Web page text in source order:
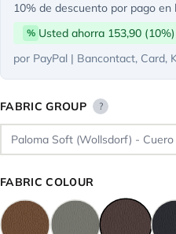
10% de descuento por pago en
% Usted ahorra 153,90 (10%)
por PayPal | Bancontact, Card,
FABRIC GROUP ?
FABRIC COLOUR